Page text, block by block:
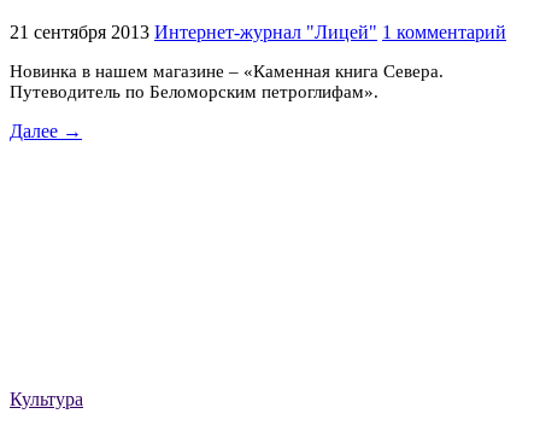
21 сентября 2013 Интернет-журнал "Лицей" 1 комментарий
Новинка в нашем магазине – «Каменная книга Севера.
Путеводитель по Беломорским петроглифам».
Далее →
Культура